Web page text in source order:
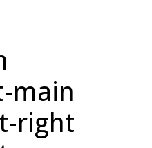
main
right